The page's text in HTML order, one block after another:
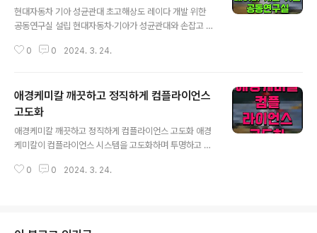
현대자동차 기아 성균관대 초고해상도 레이다 개발 위한
공동연구실 설립 현대자동차·기아가 성균관대와 손잡고 차
대와 함께 고도화된 자율주행차에 쓰일 초고해상도 4D 이
자연과학캠퍼스에 설립한다고 21일 밝혔다. 공동연구실은
개발 경쟁이 점점 치열해지고 있는 자율주행 시장에서 필
수적인 초고해상도 레이다 구현 핵심 요소기술을 확보하는
것을 목표로 하고 있다. 현재 양산 차량에 탑재된 3D 레이
다 센서는 악천후 환경에서도 물체의 거리와 속도를 정확
하게 측정할 수 있어 첨단 운전자 보조 시스템에 폭넓게 쓰
0 0 2024. 3. 24.
애경케미칼 깨끗하고 정직하게 컴플라이언스
고도화
애경케미칼 깨끗하고 정직하게 컴플라이언스 고도화 애경
케미칼이 컴플라이언스 시스템을 고도화하며 투명하고 건
산과 청양공장 하도급 거래 담당자를 대상으로 업무 교육
래와 부정경쟁 관련 리스크를 철저히 파악하고 사전 조치
0 0 2024. 3. 24.